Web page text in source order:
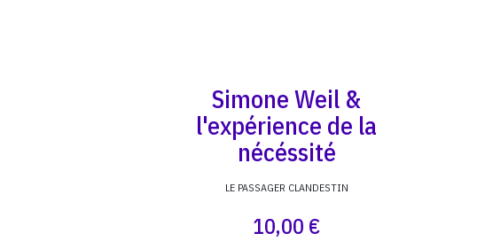
Simone Weil &
l'expérience de la
nécéssité
LE PASSAGER CLANDESTIN
10,00 €